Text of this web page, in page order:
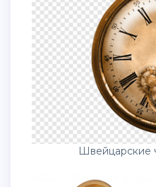
Швейцарские